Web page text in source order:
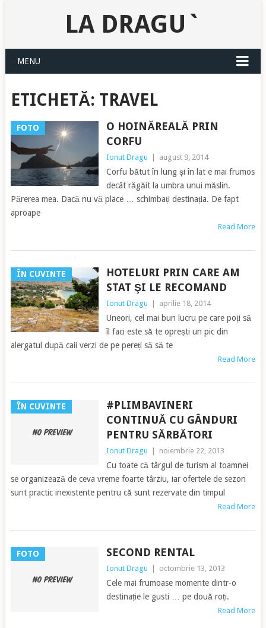
LA DRAGU`
MENU
ETICHETĂ: TRAVEL
FOTO
O HOINĂREALĂ PRIN
CORFU
Ionut Dragu august 9, 2014
Corfu bătut în lung și în lat e mai frumos
decât răgăit la umbra unui măslin.
Părerea mea. Dacă nu vă place … schimbați destinația. De fapt
aproape
Read More
ÎN CUVINTE
HOTELURI PRIN CARE AM
STAT ŞI LE RECOMAND
Ionut Dragu aprilie 18, 2014
Uneori, cel mai bun lucru pe care poți să
îl faci este să te oprești un pic din
alergatul după caii verzi de pe pereți să să te
Read More
ÎN CUVINTE
#PLIMBAVINERI
CONTINUĂ CU GÂNDURI
PENTRU SĂRBĂTORI
Ionut Dragu noiembrie 22, 2013
Cu toate că târgul de turism al toamnei
se organizează de ceva vreme foarte târziu, iar ofertele de sezon
sunt practic inexistente pentru că sunt rezervate din timpul
Read More
FOTO SECOND RENTAL
Ionut Dragu octombrie 13, 2013
Cele mai frumoase momente dintr-o
destinație le gusti … pe două roți.
Read More